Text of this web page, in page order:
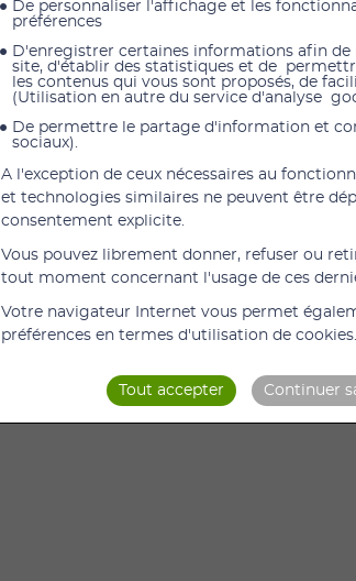
De personnaliser l'affichage et les
préférences
D'enregistrer certaines informations afin de
site, d'établir des statistiques et de
les contenus qui vous sont proposés, de
(Utilisation en autre du service d'analyse
De permettre le partage d'information et
sociaux).
A l'exception de ceux nécessaires au
et technologies similaires ne peuvent être
consentement explicite.
Vous pouvez librement donner, refuser ou
tout moment concernant l'usage de ces
Votre navigateur Internet vous permet
préférences en termes d'utilisation de cookies.
Tout accepter Continuer